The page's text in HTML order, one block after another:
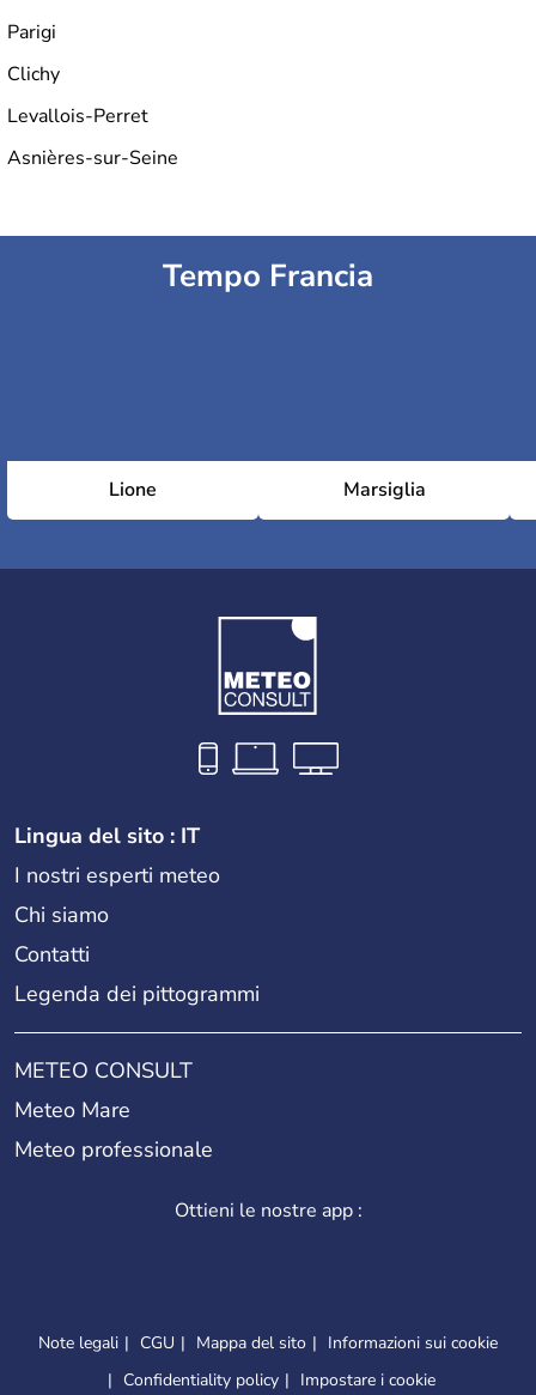
5th arrondissement (Panthéon)
7th arrondissement (Palais-Bourbon)
9th arrondissement (Opéra)
11th arrondissement (Popincourt)
14th arrondissement (Observatoire)
15th arrondissement (Vaugirard)
16th arrondissement (Passy)
Monceaux)
Parigi
Clichy
Levallois-Perret
Asnières-sur-Seine
Tempo Francia
Lione Marsiglia
Lingua del sito : IT
I nostri esperti meteo
Chi siamo
Contatti
Legenda dei pittogrammi
METEO CONSULT
Meteo Mare
Meteo professionale
Ottieni le nostre app :
Note legali CGU Mappa del sito
Informazioni sui cookie
Confidentiality policy
Impostare i cookie